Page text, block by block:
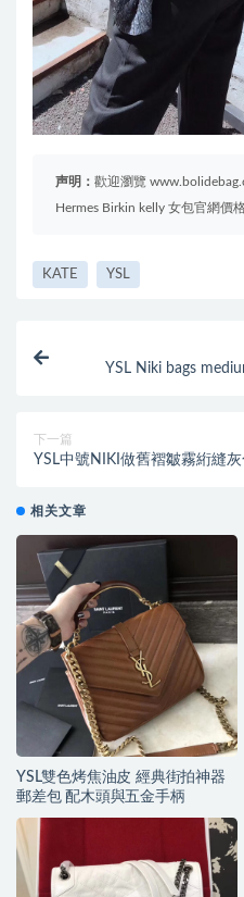
声明： 歡迎瀏覽
Hermes Birkin kelly 女包官網價
KATE YSL
YSL Niki bags
下一篇
YSL中號NIKI做舊褶皺霧絎縫
相关文章
YSL雙色烤焦油皮 經典街拍神器
郵差包 配木頭與五金手柄